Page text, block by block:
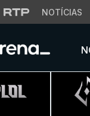
NOTÍCIAS